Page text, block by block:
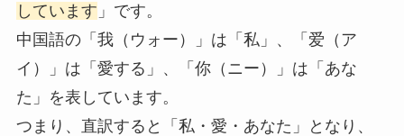
しています 」です。
中国語の「我（ウォー）」は「私」、「爱（ア
イ）」は「愛する」、「你（ニー）」は「あな
た」を表しています。
つまり、直訳すると「私・愛・あなた」となり、